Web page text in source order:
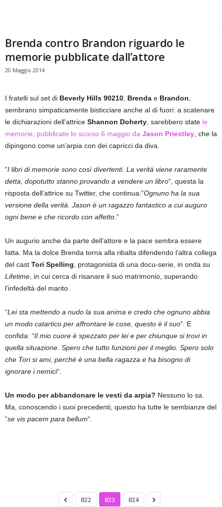
Brenda contro Brandon riguardo le
memorie pubblicate dall’attore
20 Maggio 2014
I fratelli sul set di Beverly Hills 90210 Brenda e Brandon
sembrano simpaticamente bisticciare anche al di fuori: a scatenare
le dichiarazioni dell’attrice Shannon Doherty , sarebbero state le
memorie, pubblicate lo scorso 6 maggio da Jason Priestley , che la
dipingono come un’arpia con dei capricci da diva.
“I libri di memorie sono così divertenti. La verità viene raramente
detta, dopotutto stanno provando a vendere un libro“, questa la
risposta dell’attrice su Twitter, che continua:”Ognuno ha la sua
versione della verità. Jason è un ragazzo fantastico a cui auguro
ogni bene e che ricordo con affetto. ”
Un augurio anche da parte dell’attore e la pace sembra essere
fatta. Ma la dolce Brenda torna alla ribalta difendendo l’altra collega
del cast Tori Spelling , protagonista di una docu-serie, in onda su
Lifetime , in cui cerca di risanare il suo matrimonio, superando
l’infedeltà del marito.
“Lei sta mettendo a nudo la sua anima e credo che ognuno abbia
un modo catartico per affrontare le cose, questo è il suo“. E
confida: “Il mio cuore è spezzato per lei e per chiunque si trovi in
quella situazione. Spero che tutto funzioni per il meglio. Spero solo
che Tori si ami, perché è una bella ragazza e ha bisogno di
ignorare i nemici“.
Un modo per abbandonare le vesti da arpia? Nessuno lo sa.
Ma, conoscendo i suoi precedenti, questo ha tutte le sembianze del
“se vis pacem para bellum“.
822 823 824